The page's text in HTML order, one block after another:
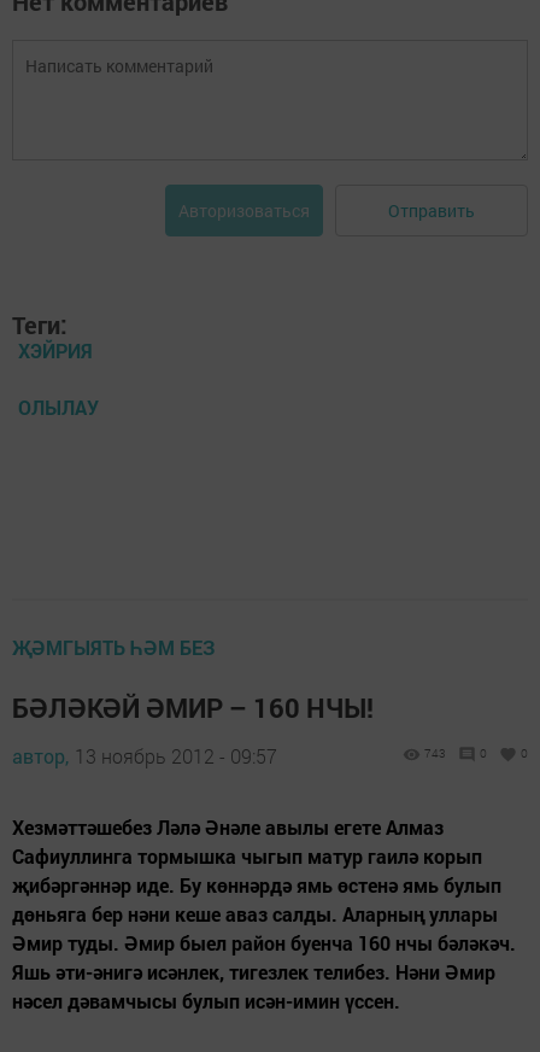
Авторизоваться Отправить
Теги:
ХЭЙРИЯ
ОЛЫЛАУ
ҖӘМГЫЯТЬ ҺӘМ БЕЗ
БӘЛӘКӘЙ ӘМИР – 160 НЧЫ!
автор, 13 ноябрь 2012 - 09:57 743 0 0
Хезмәттәшебез Ләлә Әнәле авылы егете Алмаз
Сафиуллинга тормышка чыгып матур гаилә корып
җибәргәннәр иде. Бу көннәрдә ямь өстенә ямь булып
дөньяга бер нәни кеше аваз салды. Аларның уллары
Әмир туды. Әмир быел район буенча 160 нчы бәләкәч.
Яшь әти-әнигә исәнлек, тигезлек телибез. Нәни Әмир
нәсел дәвамчысы булып исән-имин үссен.